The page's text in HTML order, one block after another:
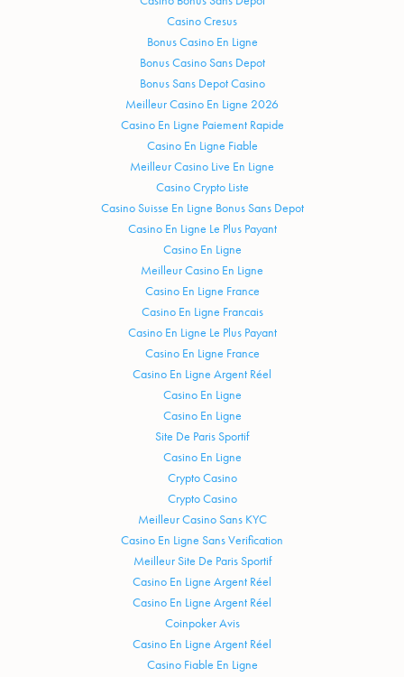
Casino Cresus
Bonus Casino En Ligne
Bonus Casino Sans Depot
Bonus Sans Depot Casino
Meilleur Casino En Ligne 2026
Casino En Ligne Paiement Rapide
Casino En Ligne Fiable
Meilleur Casino Live En Ligne
Casino Crypto Liste
Casino Suisse En Ligne Bonus Sans Depot
Casino En Ligne Le Plus Payant
Casino En Ligne
Meilleur Casino En Ligne
Casino En Ligne France
Casino En Ligne Francais
Casino En Ligne Le Plus Payant
Casino En Ligne France
Casino En Ligne Argent Réel
Casino En Ligne
Casino En Ligne
Site De Paris Sportif
Casino En Ligne
Crypto Casino
Crypto Casino
Meilleur Casino Sans KYC
Casino En Ligne Sans Verification
Meilleur Site De Paris Sportif
Casino En Ligne Argent Réel
Casino En Ligne Argent Réel
Coinpoker Avis
Casino En Ligne Argent Réel
Casino Fiable En Ligne